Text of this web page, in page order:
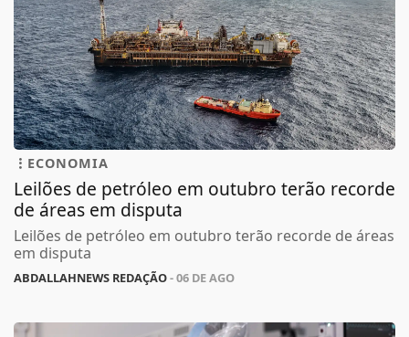
ECONOMIA
Leilões de petróleo em outubro terão recorde
de áreas em disputa
Leilões de petróleo em outubro terão recorde de áreas
em disputa
ABDALLAHNEWS REDAÇÃO- 06 DE AGO